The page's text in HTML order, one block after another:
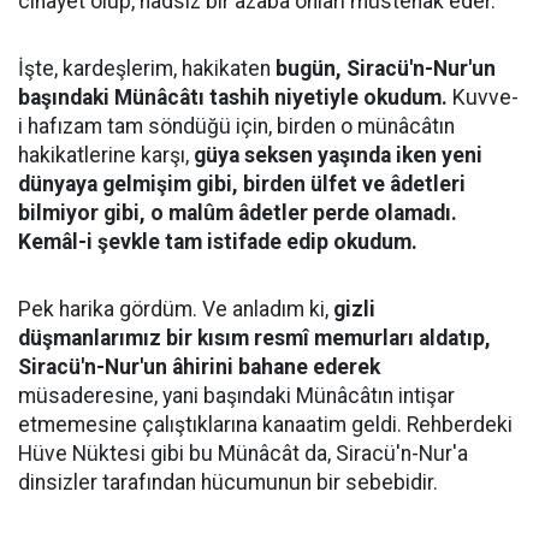
İşte, kardeşlerim, hakikaten bugün, Siracü'n-Nur'un
başındaki Münâcâtı tashih niyetiyle okudum. Kuvve-
i hafızam tam söndüğü için, birden o münâcâtın
hakikatlerine karşı, güya seksen yaşında iken yeni
dünyaya gelmişim gibi, birden ülfet ve âdetleri
bilmiyor gibi, o malûm âdetler perde olamadı.
Kemâl-i şevkle tam istifade edip okudum.
Pek harika gördüm. Ve anladım ki, gizli
düşmanlarımız bir kısım resmî memurları aldatıp,
Siracü'n-Nur'un âhirini bahane ederek
müsaderesine, yani başındaki Münâcâtın intişar
etmemesine çalıştıklarına kanaatim geldi. Rehberdeki
Hüve Nüktesi gibi bu Münâcât da, Siracü'n-Nur'a
dinsizler tarafından hücumunun bir sebebidir.